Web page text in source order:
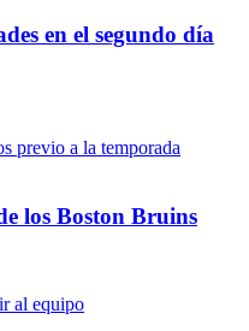
en el segundo día
los Boston Bruins